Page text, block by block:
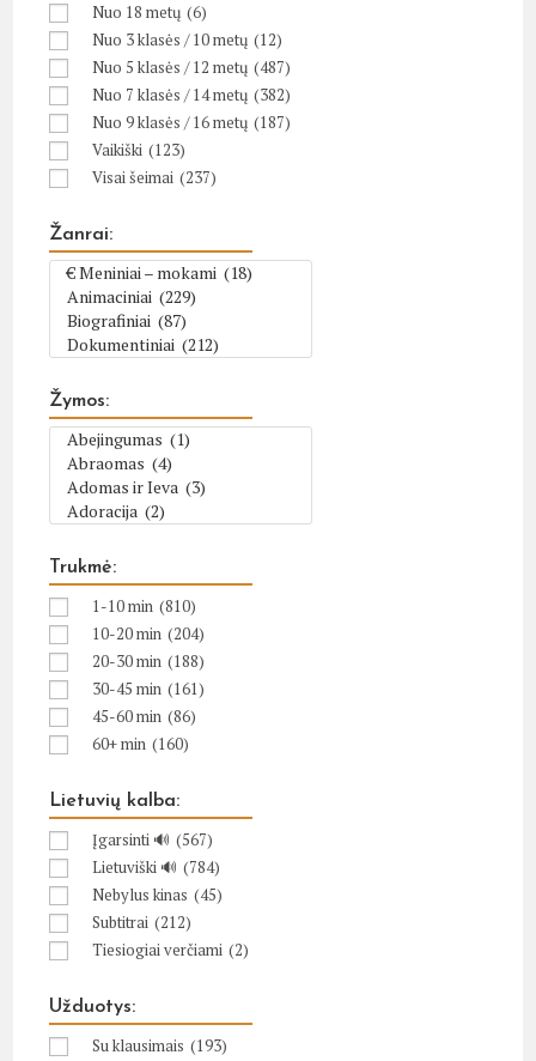
Nuo 18 metų (6)
Nuo 3 klasės / 10 metų (12)
Nuo 5 klasės / 12 metų (487)
Nuo 7 klasės / 14 metų (382)
Nuo 9 klasės / 16 metų (187)
Vaikiški (123)
Visai šeimai (237)
Žanrai:
Žymos:
Trukmė:
1-10 min (810)
10-20 min (204)
20-30 min (188)
30-45 min (161)
45-60 min (86)
60+ min (160)
Lietuvių kalba:
Įgarsinti 🔊 (567)
Lietuviški 🔊 (784)
Nebylus kinas (45)
Subtitrai (212)
Tiesiogiai verčiami (2)
Užduotys:
Su klausimais (193)